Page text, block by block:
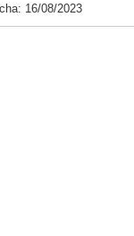
16/08/2023